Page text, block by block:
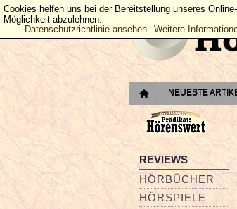
NEUESTE
REVIEWS
HÖRBÜCHER
HÖRSPIELE
Cookies helfen uns bei der Bereitstellung unseres
Möglichkeit abzulehnen.
Datenschutzrichtlinie ansehen
Weitere